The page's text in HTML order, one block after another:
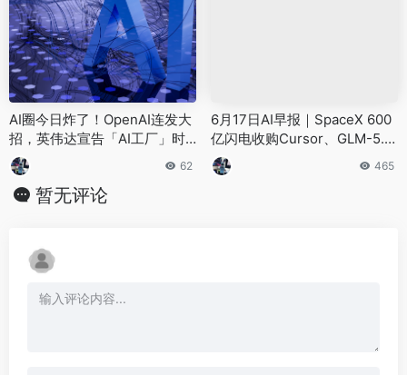
AI圈今日炸了！OpenAI连发大
招，英伟达宣告「AI工厂」时
代，普通人将受这些影响
62
6月17日AI早报｜SpaceX 600
亿闪电收购Cursor、GLM-5.2
凌晨开源霸榜、Anthropic首度
公开40万次Claude Code行
465
暂无评论